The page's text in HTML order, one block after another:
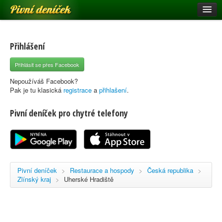
Pivní deníček
Pivní mapa
Pivní značky
Nápověda
Registrace
Přihlášení
Přihlásit se přes Facebook
Nepoužíváš Facebook?
Pak je tu klasická registrace a přihlašení.
Pivní deníček pro chytré telefony
Pivní deníček > Restaurace a hospody > Česká republika >
Zlínský kraj > Uherské Hradiště